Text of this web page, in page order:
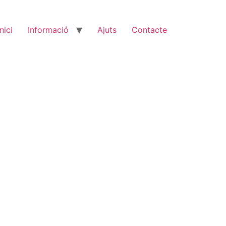
Informació Ajuts Contacte